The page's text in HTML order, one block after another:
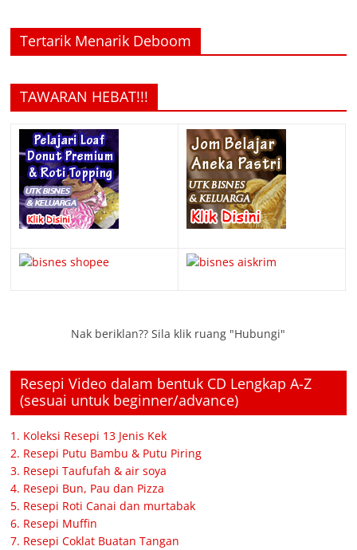
Tertarik Menarik Deboom
TAWARAN HEBAT!!!
Nak beriklan?? Sila klik ruang "Hubungi"
Resepi Video dalam bentuk CD Lengkap A-Z
(sesuai untuk beginner/advance)
1. Koleksi Resepi 13 Jenis Kek
2. Resepi Putu Bambu & Putu Piring
3. Resepi Taufufah & air soya
4. Resepi Bun, Pau dan Pizza
5. Resepi Roti Canai dan murtabak
6. Resepi Muffin
7. Resepi Coklat Buatan Tangan